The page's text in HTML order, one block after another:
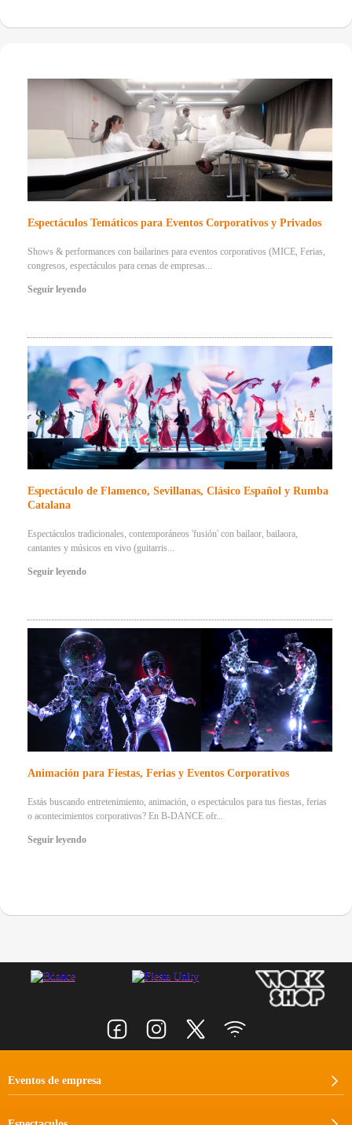
Espectáculos Temáticos para Eventos Corporativos y Privados
Shows & performances con bailarines para eventos corporativos (MICE, Ferias,
congresos, espectáculos para cenas de empresas...
Seguir leyendo
Espectáculo de Flamenco, Sevillanas, Clásico Español y Rumba
Catalana
Espectáculos tradicionales, contemporáneos 'fusión' con bailaor, bailaora,
cantantes y músicos en vivo (guitarris...
Seguir leyendo
Animación para Fiestas, Ferias y Eventos Corporativos
Estás buscando entretenimiento, animación, o espectáculos para tus fiestas, ferias
o acontecimientos corporativos? En B-DANCE ofr...
Seguir leyendo
Eventos de empresa